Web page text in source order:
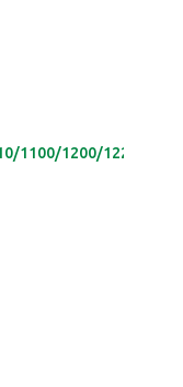
1100/1200/1220/